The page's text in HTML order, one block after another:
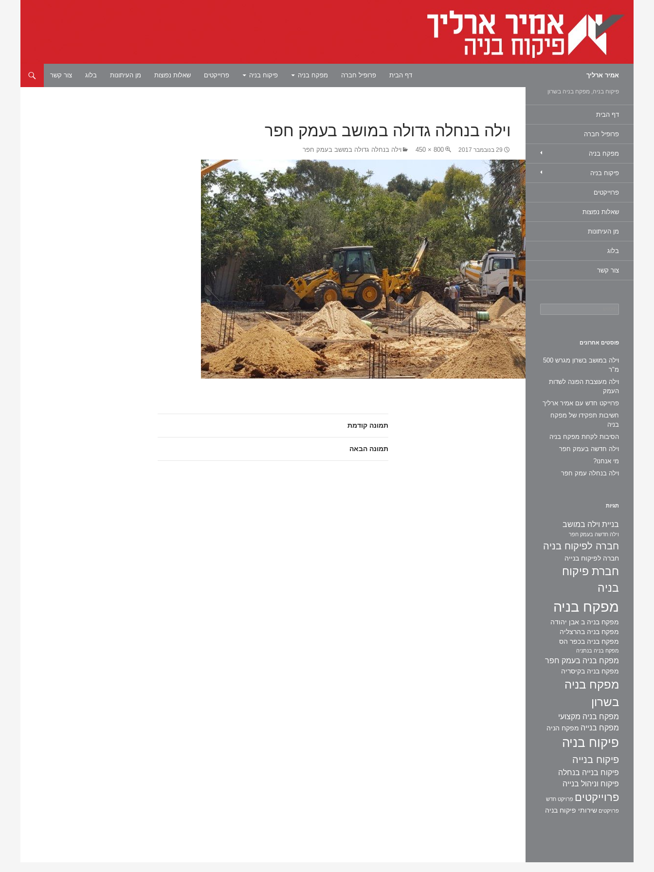
אמיר ארליך
דף הבית
פרופיל חברה מפקח בניה פיקוח בניה פרוייקטים שאלות נפוצות מן העיתונות בלוג צור קשר
וילה בנחלה גדולה במושב בעמק חפר
29 בנובמבר 2017 800 × 450 וילה בנחלה גדולה במושב בעמק חפר
תמונה קודמת
תמונה הבאה
פיקוח בניה, מפקח בניה בשרון
דף הבית
פרופיל חברה
מפקח בניה
פיקוח בניה
פרוייקטים
שאלות נפוצות
מן העיתונות
בלוג
צור קשר
פוסטים אחרונים
וילה במושב בשרון מגרש 500
מ"ר
וילה מעוצבת הפונה לשדות
העמק
פרוייקט חדש עם אמיר ארליך
חשיבות תפקידו של מפקח
בניה
הסיבות לקחת מפקח בניה
וילה חדשה בעמק חפר
מי אנחנו?
וילה בנחלה עמק חפר
תגיות
בניית וילה במושב
וילה חדשה בעמק חפר
חברה לפיקוח בניה
חברה לפיקוח בנייה
חברת פיקוח
בניה
מפקח בניה
מפקח בניה ב אבן יהודה
מפקח בניה בהרצליה
מפקח בניה בכפר הס
מפקח בניה בנתניה
מפקח בניה בעמק חפר
מפקח בניה בקיסריה
מפקח בניה
בשרון
מפקח בניה מקצועי
מפקח בנייה מפקח הניה
פיקוח בניה
פיקוח בנייה
פיקוח בנייה בנחלה
פיקוח וניהול בנייה
פרוייקטים פרויקט חדש
פרויקטים שירותי פיקוח בניה